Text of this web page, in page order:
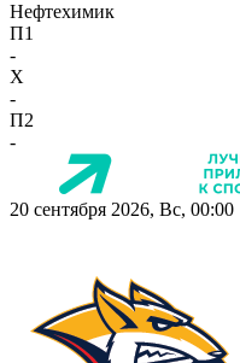
Нефтехимик
П1
-
X
-
П2
-
20 сентября 2026, Вс, 00:00